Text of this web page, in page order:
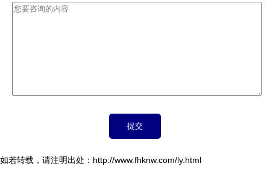
如若转载，请注明出处：http://www.fhknw.com/ly.html